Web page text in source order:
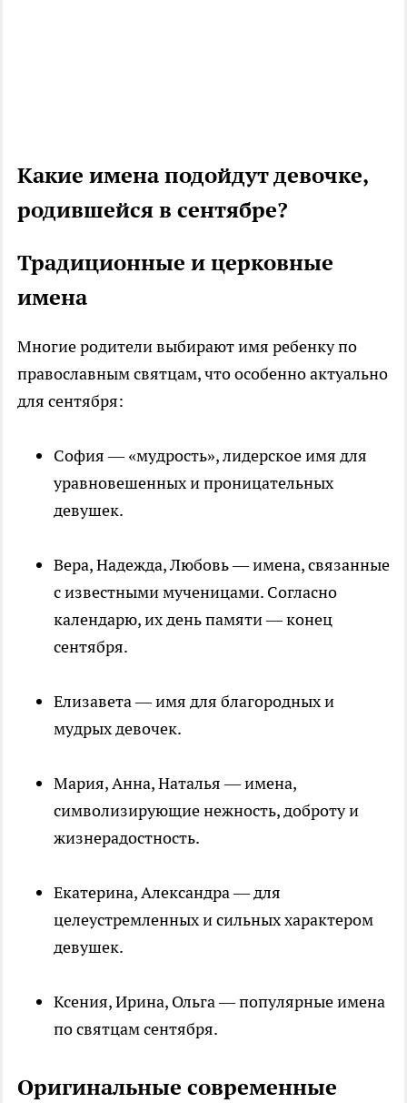
Какие имена подойдут девочке,
родившейся в сентябре?
Традиционные и церковные
имена
Многие родители выбирают имя ребенку по
православным святцам, что особенно актуально
для сентября:
София — «мудрость», лидерское имя для
уравновешенных и проницательных
девушек.
Вера, Надежда, Любовь — имена, связанные
с известными мученицами. Согласно
календарю, их день памяти — конец
сентября.
Елизавета — имя для благородных и
мудрых девочек.
Мария, Анна, Наталья — имена,
символизирующие нежность, доброту и
жизнерадостность.
Екатерина, Александра — для
целеустремленных и сильных характером
девушек.
Ксения, Ирина, Ольга — популярные имена
по святцам сентября.
Оригинальные современные